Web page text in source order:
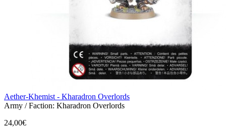
Aether-Khemist - Kharadron Overlords
Army / Faction: Kharadron Overlords
24,00€